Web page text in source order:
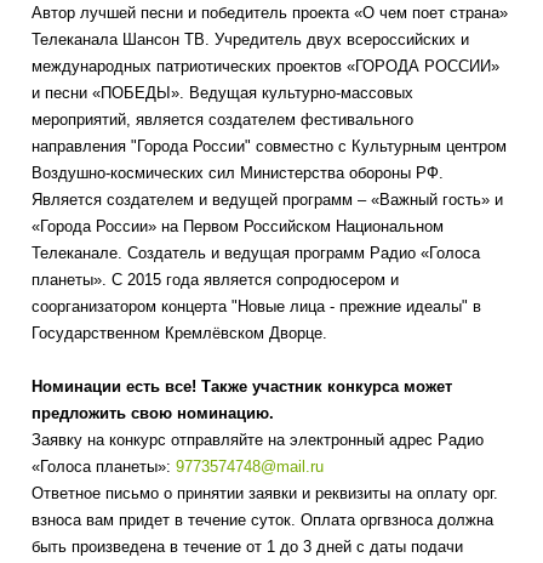
Автор лучшей песни и победитель проекта «О чем поет страна»
Телеканала Шансон ТВ. Учредитель двух всероссийских и
международных патриотических проектов «ГОРОДА РОССИИ»
и песни «ПОБЕДЫ». Ведущая культурно-массовых
мероприятий, является создателем фестивального
направления "Города России" совместно с Культурным центром
Воздушно-космических сил Министерства обороны РФ.
Является создателем и ведущей программ – «Важный гость» и
«Города России» на Первом Российском Национальном
Телеканале. Создатель и ведущая программ Радио «Голоса
планеты». С 2015 года является сопродюсером и
соорганизатором концерта "Новые лица - прежние идеалы" в
Государственном Кремлёвском Дворце.
Номинации есть все! Также участник конкурса может
предложить свою номинацию.
Заявку на конкурс отправляйте на электронный адрес Радио
«Голоса планеты»:9773574748@mail.ru
Ответное письмо о принятии заявки и реквизиты на оплату орг.
взноса вам придет в течение суток. Оплата оргвзноса должна
быть произведена в течение от 1 до 3 дней с даты подачи